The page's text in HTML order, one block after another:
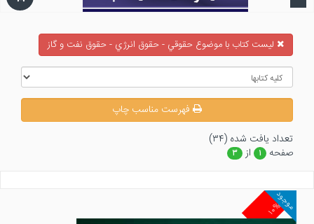
ليست كتاب با موضوع حقوقي - حقوق انرژي - حقوق نفت و گاز
فهرست مناسب چاپ
تعداد يافت شده (۳۴)
صفحه
۱ از ۳
۱۰%
موجود